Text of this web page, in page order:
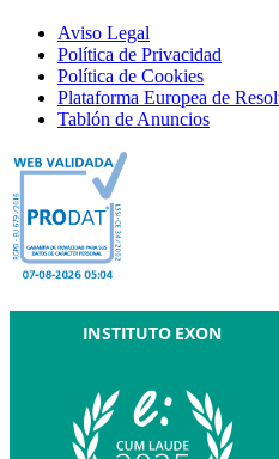
Aviso Legal
Política de Privacidad
Política de Cookies
Plataforma Europea de
Tablón de Anuncios